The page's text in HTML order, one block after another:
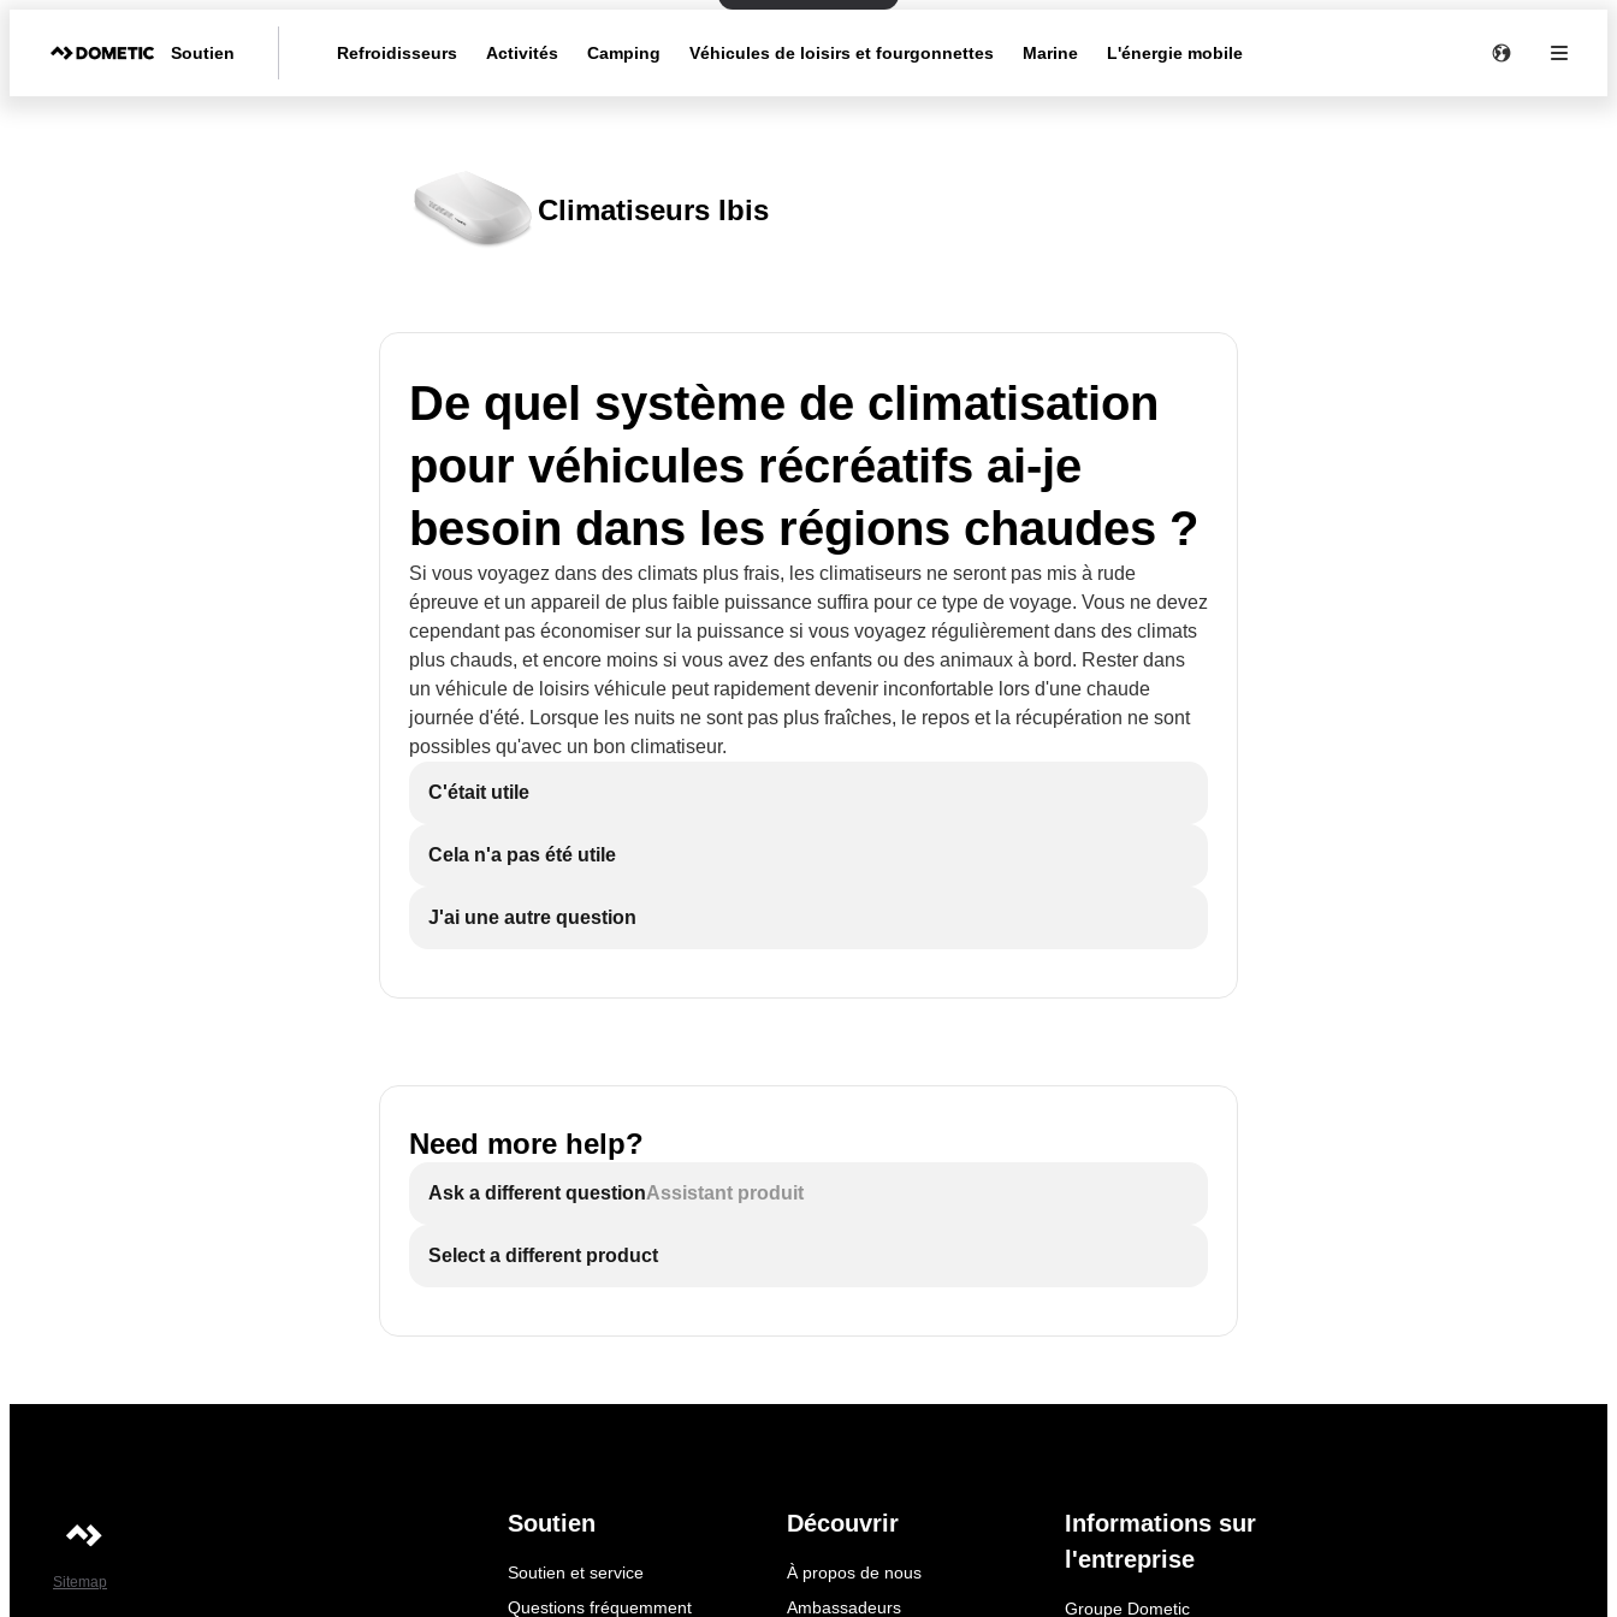
Soutien Refroidisseurs Activités Camping Véhicules de loisirs et fourgonnettes Marine L'énergie mobile
Climatiseurs Ibis
De quel système de climatisation
pour véhicules récréatifs ai-je
besoin dans les régions chaudes ?
Si vous voyagez dans des climats plus frais, les climatiseurs ne seront pas mis à rude
épreuve et un appareil de plus faible puissance suffira pour ce type de voyage. Vous ne devez
cependant pas économiser sur la puissance si vous voyagez régulièrement dans des climats
plus chauds, et encore moins si vous avez des enfants ou des animaux à bord. Rester dans
un véhicule de loisirs véhicule peut rapidement devenir inconfortable lors d'une chaude
journée d'été. Lorsque les nuits ne sont pas plus fraîches, le repos et la récupération ne sont
possibles qu'avec un bon climatiseur.
C'était utile
Cela n'a pas été utile
J'ai une autre question
Need more help?
Ask a different questionAssistant produit
Select a different product
Sitemap
Soutien
Soutien et service
Questions fréquemment
Découvrir
À propos de nous
Ambassadeurs
Informations sur
l'entreprise
Groupe Dometic